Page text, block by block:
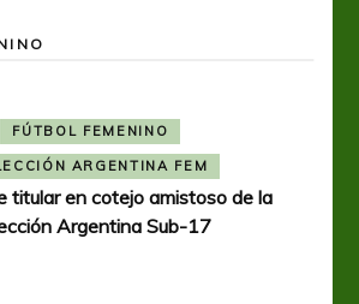
FÚTBOL FEMENINO
ARGENTINA FEM
titular en cotejo amistoso de la
Argentina Sub-17